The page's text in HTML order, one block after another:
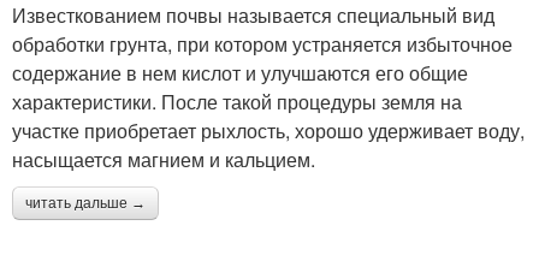
Известкованием почвы называется специальный вид
обработки грунта, при котором устраняется избыточное
содержание в нем кислот и улучшаются его общие
характеристики. После такой процедуры земля на
участке приобретает рыхлость, хорошо удерживает воду,
насыщается магнием и кальцием.
читать дальше →